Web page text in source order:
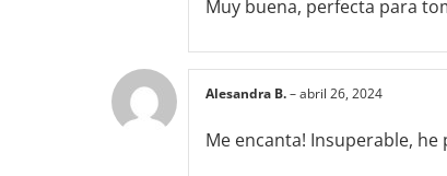
Muy buena, perfecta para
Alesandra B.–abril 26, 2024
Me encanta! Insuperable,